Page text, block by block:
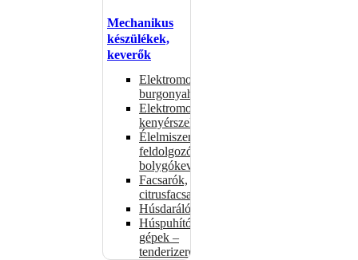
Mechanikus
készülékek,
keverők
Elektromos
burgonyahámozók
Elektromos
kenyérszeletelők
Élelmiszer-
feldolgozók –
bolygókeverők
Facsarók,
citrusfacsarók
Húsdarálók
Húspuhító
gépek –
tenderizerek